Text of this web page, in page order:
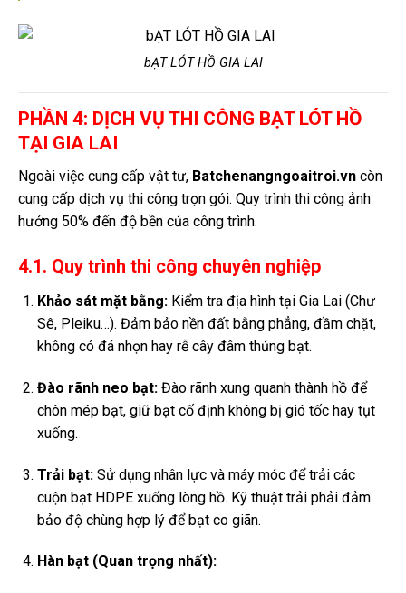
bẠT LÓT HỒ GIA LAI
PHẦN 4: DỊCH VỤ THI CÔNG BẠT LÓT HỒ
TẠI GIA LAI
Ngoài việc cung cấp vật tư, Batchenangngoaitroi.vn còn
cung cấp dịch vụ thi công trọn gói. Quy trình thi công ảnh
hưởng 50% đến độ bền của công trình.
4.1. Quy trình thi công chuyên nghiệp
Khảo sát mặt bằng:Kiểm tra địa hình tại Gia Lai (Chư
Sê, Pleiku…). Đảm bảo nền đất bằng phẳng, đầm chặt,
không có đá nhọn hay rễ cây đâm thủng bạt.
Đào rãnh neo bạt:Đào rãnh xung quanh thành hồ để
chôn mép bạt, giữ bạt cố định không bị gió tốc hay tụt
xuống.
Trải bạt:Sử dụng nhân lực và máy móc để trải các
cuộn bạt HDPE xuống lòng hồ. Kỹ thuật trải phải đảm
bảo độ chùng hợp lý để bạt co giãn.
Hàn bạt (Quan trọng nhất):